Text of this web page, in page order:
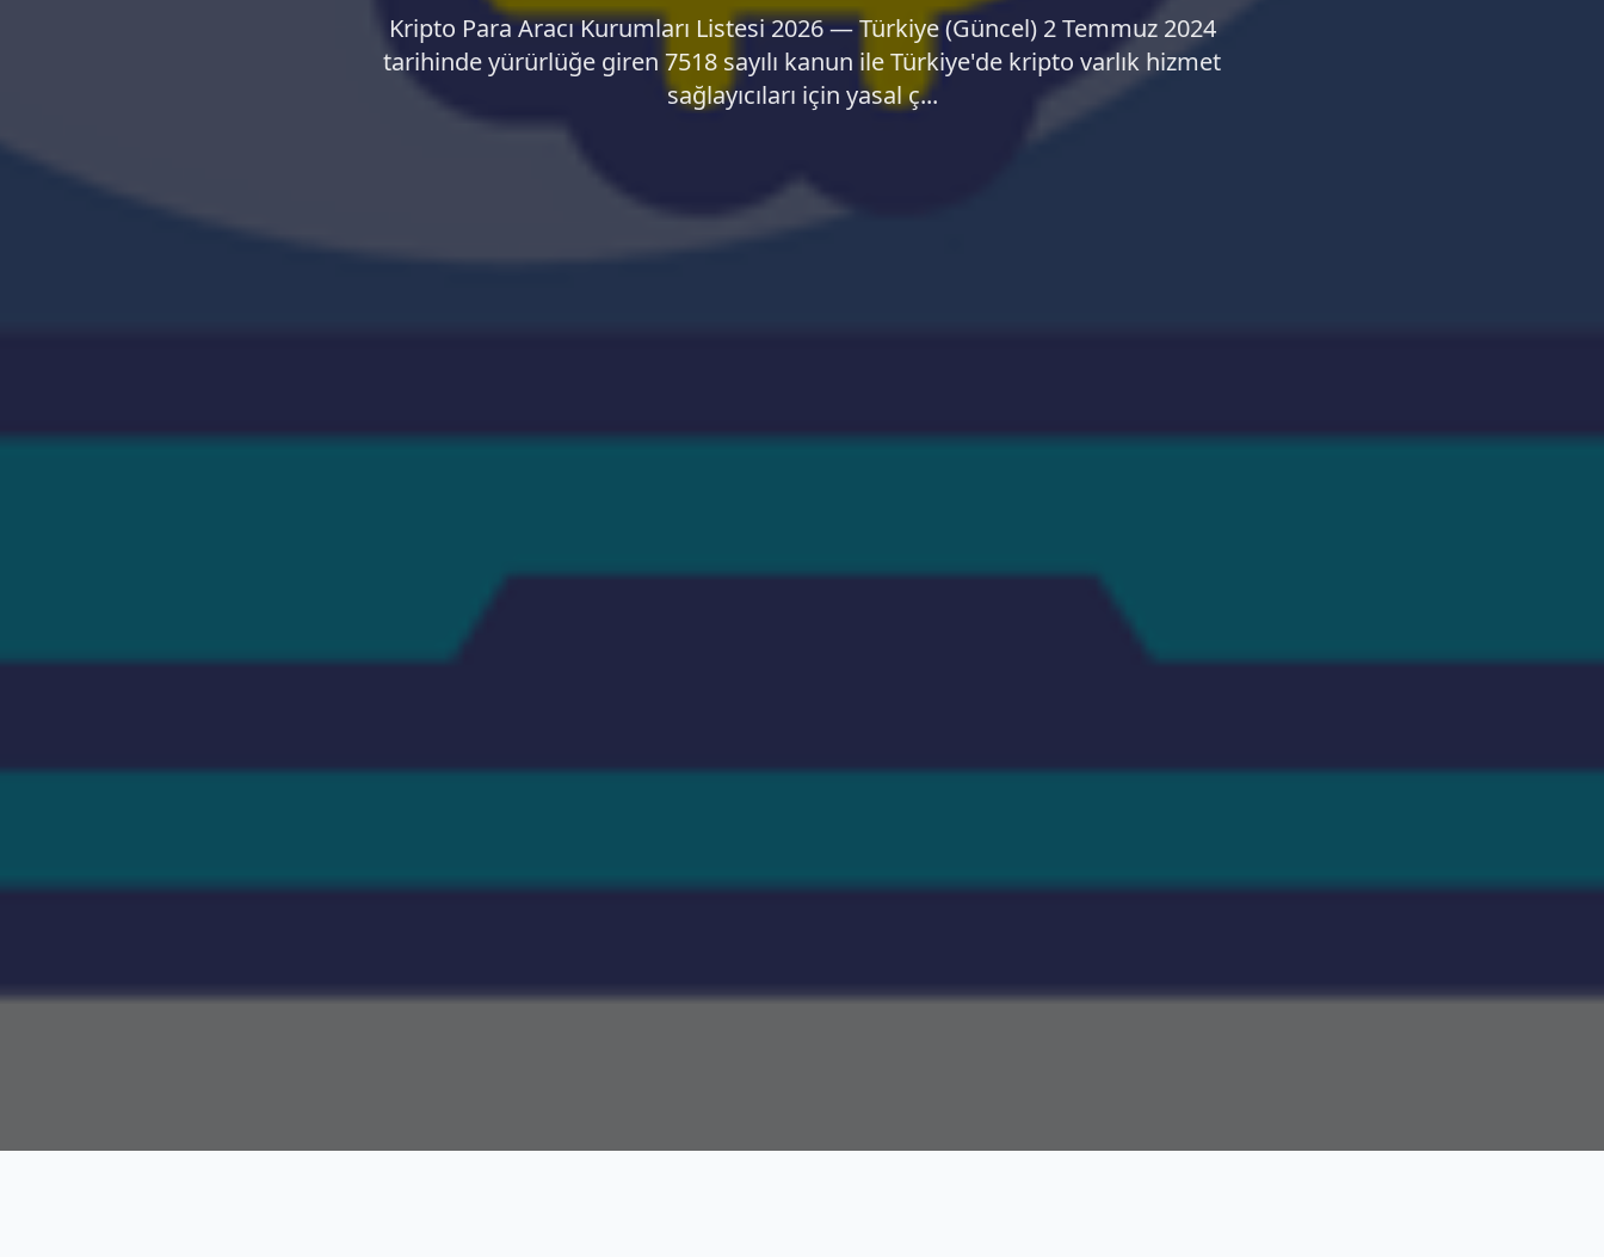
Kripto Para Aracı Kurumları Listesi 2026 — Türkiye (Güncel) 2 Temmuz 2024
tarihinde yürürlüğe giren 7518 sayılı kanun ile Türkiye'de kripto varlık hizmet
sağlayıcıları için yasal ç...